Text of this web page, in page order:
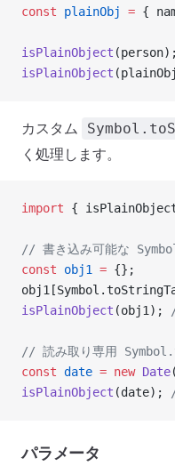
const plainObj = {
isPlainObject
isPlainObject
カスタム
く処理します。
import {
// 書き込み可能な
const obj1 = {};
isPlainObject (obj1);
// 読み取り専用
const date = new Date
isPlainObject (date);
パラメータ